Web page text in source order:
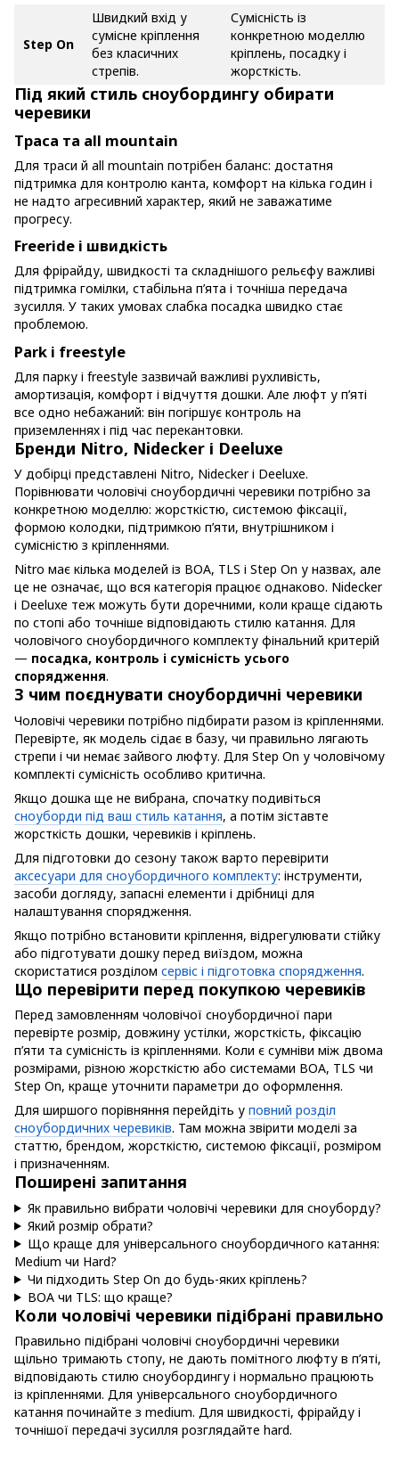
Step On
Швидкий вхід у
сумісне кріплення
без класичних
стрепів.
Сумісність із
конкретною моделлю
кріплень, посадку і
жорсткість.
Під який стиль сноубордингу обирати
черевики
Траса та all mountain
Для траси й all mountain потрібен баланс: достатня
підтримка для контролю канта, комфорт на кілька годин і
не надто агресивний характер, який не заважатиме
прогресу.
Freeride і швидкість
Для фрірайду, швидкості та складнішого рельєфу важливі
підтримка гомілки, стабільна п’ята і точніша передача
зусилля. У таких умовах слабка посадка швидко стає
проблемою.
Park і freestyle
Для парку і freestyle зазвичай важливі рухливість,
амортизація, комфорт і відчуття дошки. Але люфт у п’яті
все одно небажаний: він погіршує контроль на
приземленнях і під час перекантовки.
Бренди Nitro, Nidecker і Deeluxe
У добірці представлені Nitro, Nidecker і Deeluxe.
Порівнювати чоловічі сноубордичні черевики потрібно за
конкретною моделлю: жорсткістю, системою фіксації,
формою колодки, підтримкою п’яти, внутрішником і
сумісністю з кріпленнями.
Nitro має кілька моделей із BOA, TLS і Step On у назвах, але
це не означає, що вся категорія працює однаково. Nidecker
і Deeluxe теж можуть бути доречними, коли краще сідають
по стопі або точніше відповідають стилю катання. Для
чоловічого сноубордичного комплекту фінальний критерій
— посадка, контроль і сумісність усього
спорядження.
З чим поєднувати сноубордичні черевики
Чоловічі черевики потрібно підбирати разом із кріпленнями.
Перевірте, як модель сідає в базу, чи правильно лягають
стрепи і чи немає зайвого люфту. Для Step On у чоловічому
комплекті сумісність особливо критична.
Якщо дошка ще не вибрана, спочатку подивіться
сноуборди під ваш стиль катання, а потім зіставте
жорсткість дошки, черевиків і кріплень.
Для підготовки до сезону також варто перевірити
аксесуари для сноубордичного комплекту: інструменти,
засоби догляду, запасні елементи і дрібниці для
налаштування спорядження.
Якщо потрібно встановити кріплення, відрегулювати стійку
або підготувати дошку перед виїздом, можна
скористатися розділом сервіс і підготовка спорядження.
Що перевірити перед покупкою черевиків
Перед замовленням чоловічої сноубордичної пари
перевірте розмір, довжину устілки, жорсткість, фіксацію
п’яти та сумісність із кріпленнями. Коли є сумніви між двома
розмірами, різною жорсткістю або системами BOA, TLS чи
Step On, краще уточнити параметри до оформлення.
Для ширшого порівняння перейдіть у повний розділ
сноубордичних черевиків. Там можна звірити моделі за
статтю, брендом, жорсткістю, системою фіксації, розміром
і призначенням.
Поширені запитання
Як правильно вибрати чоловічі черевики для сноуборду?
Який розмір обрати?
Що краще для універсального сноубордичного катання:
Medium чи Hard?
Чи підходить Step On до будь-яких кріплень?
BOA чи TLS: що краще?
Коли чоловічі черевики підібрані правильно
Правильно підібрані чоловічі сноубордичні черевики
щільно тримають стопу, не дають помітного люфту в п’яті,
відповідають стилю сноубордингу і нормально працюють
із кріпленнями. Для універсального сноубордичного
катання починайте з medium. Для швидкості, фрірайду і
точнішої передачі зусилля розглядайте hard.